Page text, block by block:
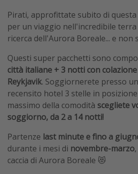
Pirati, approfittate subito di
per un viaggio nell'incredibile terra
ricerca dell'Aurora Boreale... e non
Questi super pacchetti sono
città italiane + 3 notti con
Reykjavik. Soggiornerete presso
recensito hotel 3 stelle in
massimo della comodità scegliete
soggiorno, da 2 a 14 notti!
Partenze last minute e fino a
durante i mesi di novembre-marzo
caccia di Aurora Boreale 😻